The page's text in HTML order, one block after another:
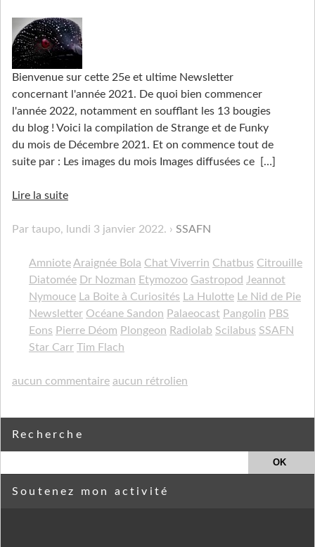
Bienvenue sur cette 25e et ultime Newsletter
concernant l'année 2021. De quoi bien commencer
l'année 2022, notamment en soufflant les 13 bougies
du blog ! Voici la compilation de Strange et de Funky
du mois de Décembre 2021. Et on commence tout de
suite par : Les images du mois Images diffusées ce
[…]
Lire la suite
Par taupo, lundi 3 janvier 2022. SSAFN
Amniote Araignée Bola Chat Viverrin Chatbus Citrouille
Diatomée Dr Nozman Etymozoo Gastropod Jeannot
Nymouce La Boite à Curiosités La Hulotte Le Nid de Pie
Newsletter Océane Sandon Palaeocast Pangolin PBS
Eons Pierre Déom Plongeon Radiolab Scilabus SSAFN
Star Carr Tim Flach
aucun commentaire aucun rétrolien
Recherche
Soutenez mon activité